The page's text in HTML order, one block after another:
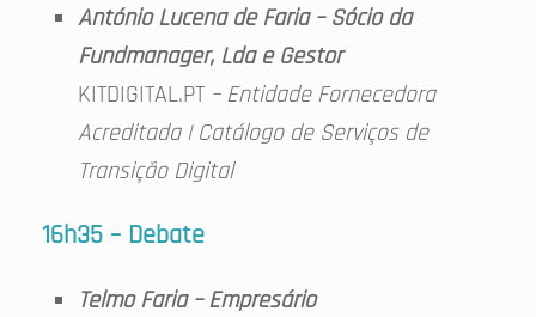
António Lucena de Faria – Sócio da
Fundmanager, Lda e Gestor
KITDIGITAL.PT – Entidade Fornecedora
Acreditada | Catálogo de Serviços de
Transição Digital
16h35 – Debate
Telmo Faria – Empresário